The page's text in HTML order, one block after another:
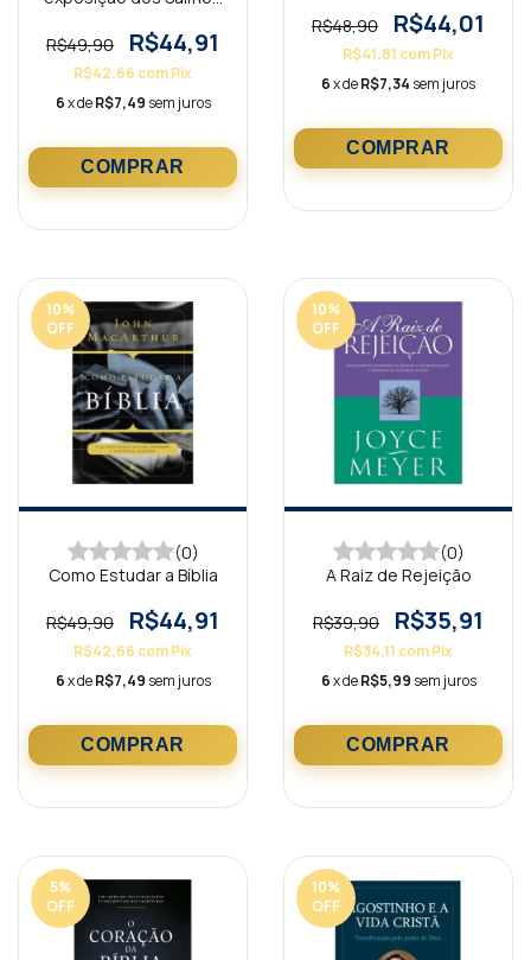
R$49,90
R$44,91
R$42,66 comPix
6x deR$7,49 sem juros
R$48,90 R$44,01
R$41,81 comPix
6x deR$7,34 sem juros
10%
OFF
(0)
Como Estudar a Bíblia
R$49,90 R$44,91
R$42,66 comPix
6x deR$7,49 sem juros
10%
OFF
(0)
A Raiz de Rejeição
R$39,90 R$35,91
R$34,11 comPix
6x deR$5,99 sem juros
5%
OFF
10%
OFF